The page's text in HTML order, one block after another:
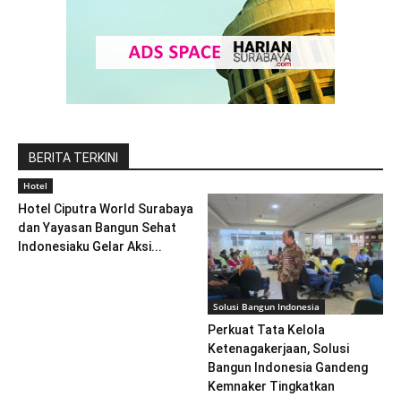
BERITA TERKINI
Hotel
Hotel Ciputra World Surabaya
dan Yayasan Bangun Sehat
Indonesiaku Gelar Aksi...
Solusi Bangun Indonesia
Perkuat Tata Kelola
Ketenagakerjaan, Solusi
Bangun Indonesia Gandeng
Kemnaker Tingkatkan